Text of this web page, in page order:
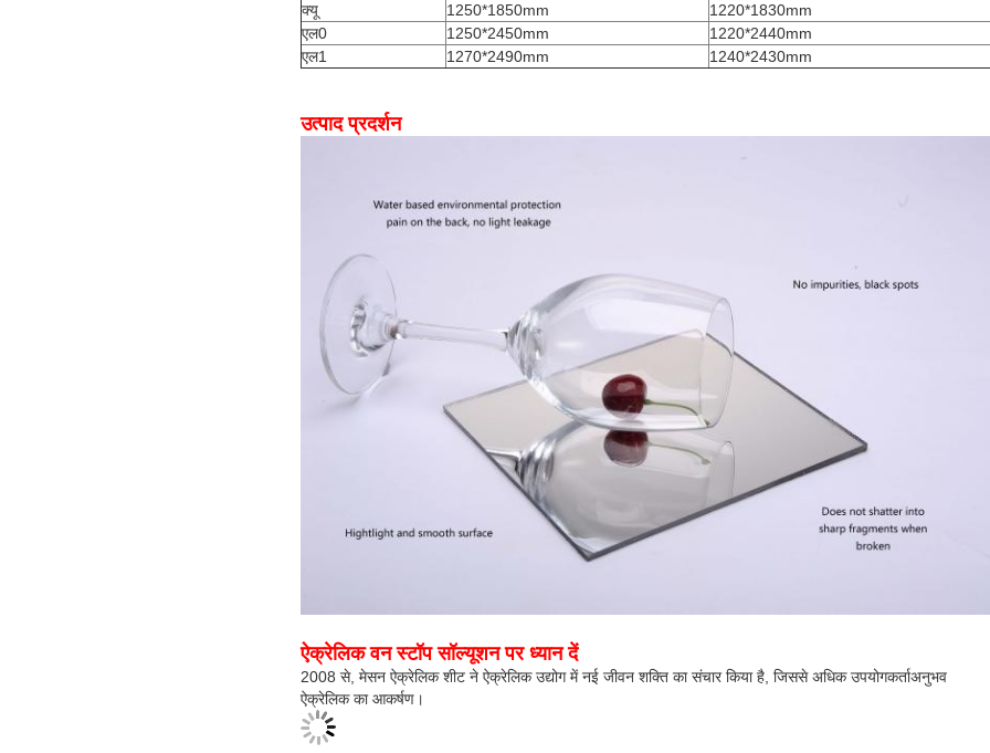
क्यू
1250*1850mm
1220*1830mm
एल0
1250*2450mm
1220*2440mm
एल1
1270*2490mm 1240*2430mm
उत्पाद प्रदर्शन
ऐक्रेलिक वन स्टॉप सॉल्यूशन पर ध्यान दें
2008 से, मेसन ऐक्रेलिक शीट ने ऐक्रेलिक उद्योग में नई जीवन शक्ति का संचार किया है, जिससे अधिक उपयोगकर्ताअनुभव
ऐक्रेलिक का आकर्षण।